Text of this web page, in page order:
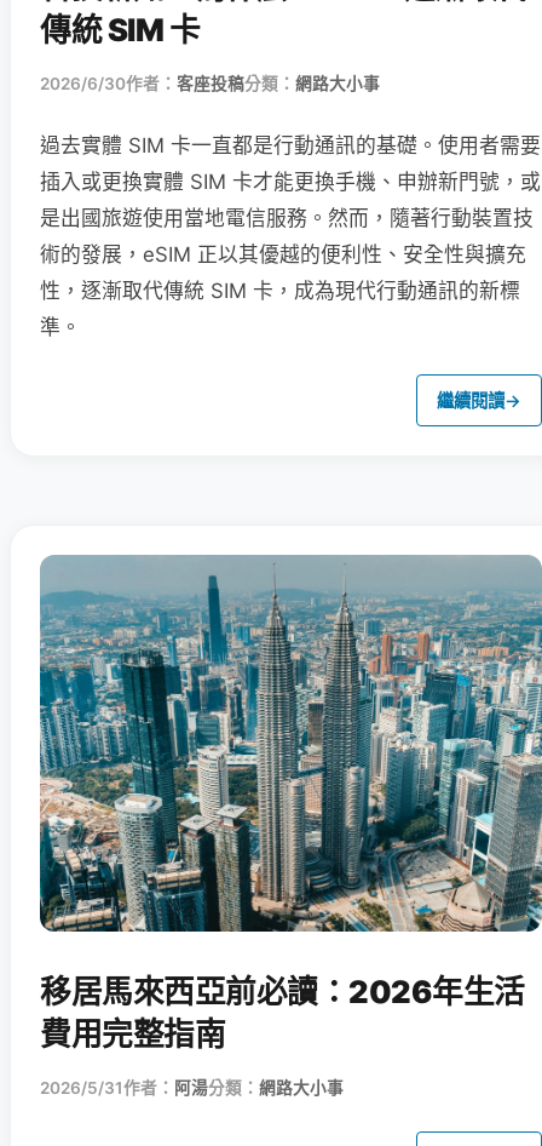
傳統 SIM 卡
2026/6/30作者： 客座投稿分類： 網路大小事
過去實體 SIM 卡一直都是行動通訊的基礎。使用者需要
插入或更換實體 SIM 卡才能更換手機、申辦新門號，或
是出國旅遊使用當地電信服務。然而，隨著行動裝置技
術的發展，eSIM 正以其優越的便利性、安全性與擴充
性，逐漸取代傳統 SIM 卡，成為現代行動通訊的新標
準。
繼續閱讀→
移居馬來西亞前必讀：2026年生活
費用完整指南
2026/5/31作者： 阿湯分類： 網路大小事